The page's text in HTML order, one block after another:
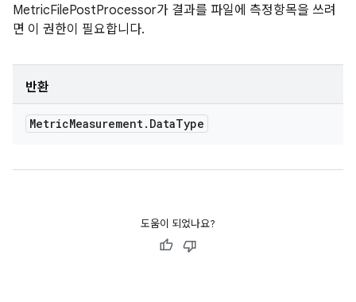
MetricFilePostProcessor가 결과를 파일에 측정항목을 쓰려
면 이 권한이 필요합니다.
반환
MetricMeasurement. DataType
도움이 되었나요?